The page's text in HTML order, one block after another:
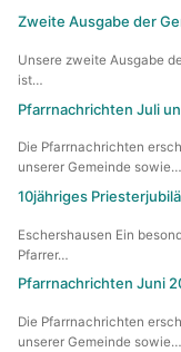
Zweite Ausgabe der
Unsere zweite Ausgabe
ist…
Pfarrnachrichten Juli
Die Pfarrnachrichten
unserer Gemeinde sowie…
10jähriges
Eschershausen Ein
Pfarrer…
Pfarrnachrichten Juni
Die Pfarrnachrichten
unserer Gemeinde sowie…